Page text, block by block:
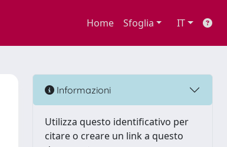
Home Sfoglia IT
Informazioni
Utilizza questo identificativo per
citare o creare un link a questo